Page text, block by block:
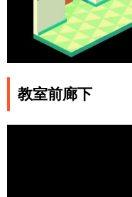
教室前廊下